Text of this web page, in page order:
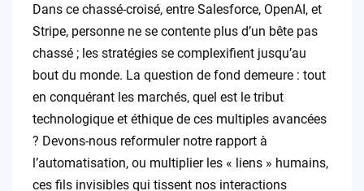
Dans ce chassé-croisé, entre Salesforce, OpenAI, et
Stripe, personne ne se contente plus d’un bête pas
chassé ; les stratégies se complexifient jusqu’au
bout du monde. La question de fond demeure : tout
en conquérant les marchés, quel est le tribut
technologique et éthique de ces multiples avancées
? Devons-nous reformuler notre rapport à
l’automatisation, ou multiplier les « liens » humains,
ces fils invisibles qui tissent nos interactions